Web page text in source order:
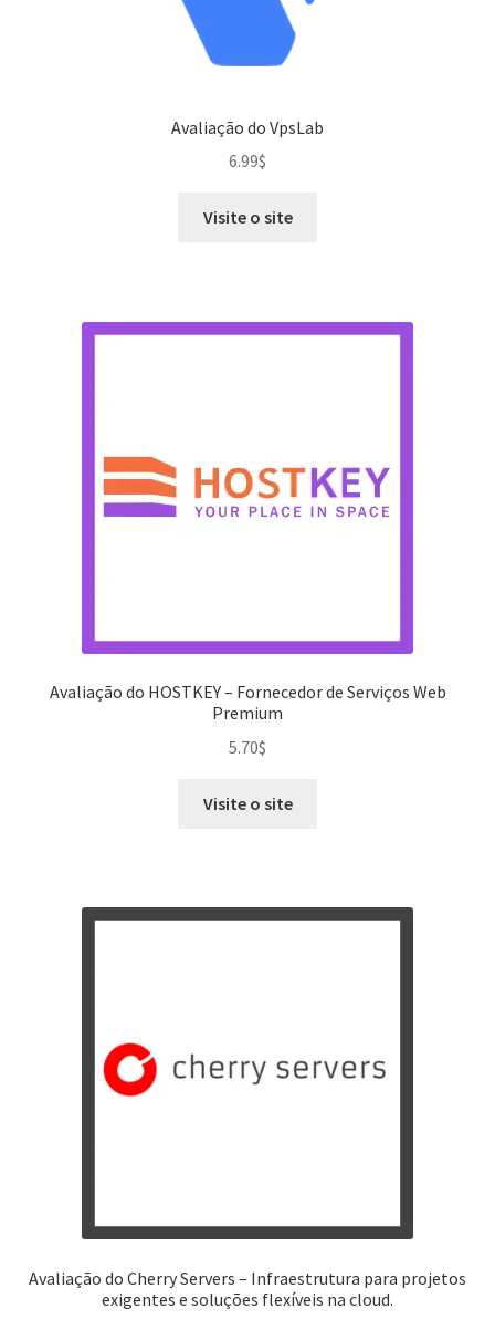
Avaliação do VpsLab
6.99$
Visite o site
Avaliação do HOSTKEY – Fornecedor de Serviços Web
Premium
5.70$
Visite o site
Avaliação do Cherry Servers – Infraestrutura para projetos
exigentes e soluções flexíveis na cloud.